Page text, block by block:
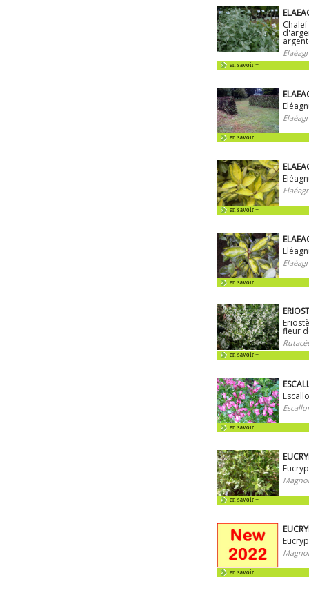
en savoir +
en savoir +
en savoir +
en savoir +
fleur
en savoir +
en savoir +
en savoir +
en savoir +